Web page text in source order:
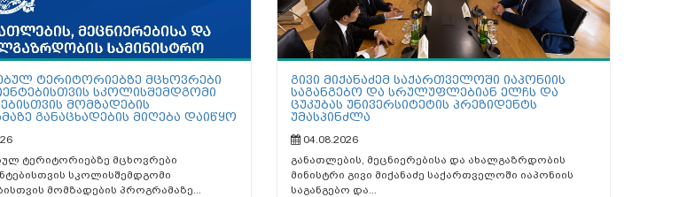
ტერიტორიებზე მცხოვრები
სკოლისშემდგომი
მომზადების
განაცხადების მიღება დაიწყო
ტერიტორიებზე მცხოვრები
სკოლისშემდგომი
მომზადების პროგრამაზე...
გივი მიქანაძემ საქართველოში იაპონიის
საგანგებო და სრულუფლებიან ელჩს და
ცუკუბას უნივერსიტეტის პრეზიდენტს
უმასპინძლა
04.08.2026
განათლების, მეცნიერებისა და ახალგაზრდობის
მინისტრი გივი მიქანაძე საქართველოში იაპონიის
საგანგებო და...